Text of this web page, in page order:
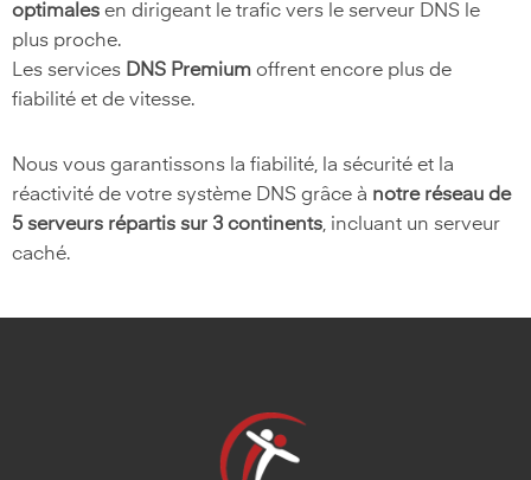
optimales en dirigeant le trafic vers le serveur DNS le
plus proche.
Les services DNS Premium offrent encore plus de
fiabilité et de vitesse.
Nous vous garantissons la fiabilité, la sécurité et la
réactivité de votre système DNS grâce à notre réseau de
5 serveurs répartis sur 3 continents, incluant un serveur
caché.